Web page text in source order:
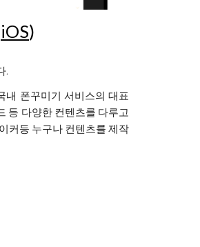
iOS)
.
내 폰꾸미기 서비스의 대표
등 다양한 컨텐츠를 다루고
커등 누구나 컨텐츠를 제작